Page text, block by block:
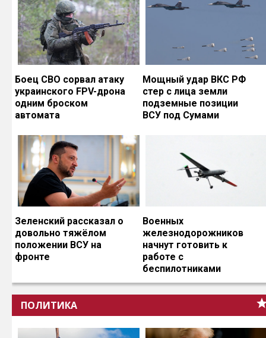
Боец СВО сорвал атаку
украинского FPV-дрона
одним броском
автомата
Мощный удар ВКС РФ
стер с лица земли
подземные позиции
ВСУ под Сумами
Зеленский рассказал о
довольно тяжёлом
положении ВСУ на
фронте
Военных
железнодорожников
начнут готовить к
работе с
беспилотниками
ПОЛИТИКА